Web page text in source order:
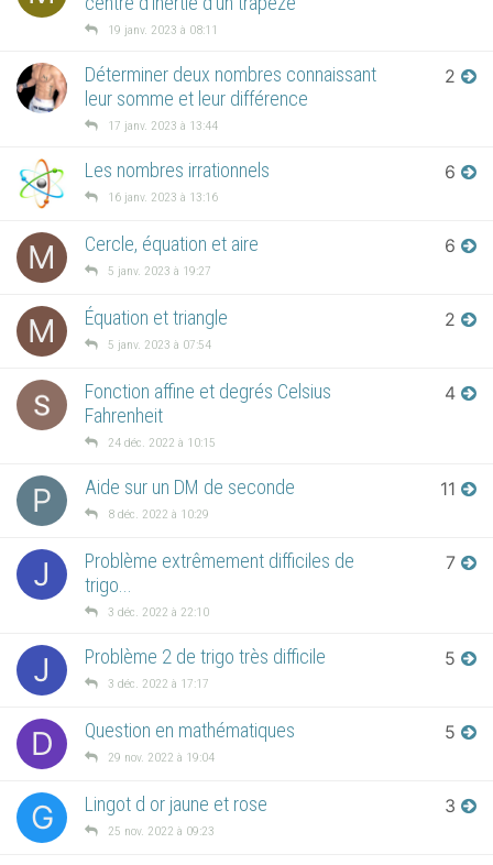
19 janv. 2023 à 08:11
Déterminer deux nombres connaissant
leur somme et leur différence
17 janv. 2023 à 13:44
2
Les nombres irrationnels
16 janv. 2023 à 13:16
6
M Cercle, équation et aire
5 janv. 2023 à 19:27
6
M Équation et triangle
5 janv. 2023 à 07:54
2
Fonction affine et degrés Celsius
Fahrenheit
24 déc. 2022 à 10:15
4
P Aide sur un DM de seconde
8 déc. 2022 à 10:29
11
J
Problème extrêmement difficiles de
trigo...
3 déc. 2022 à 22:10
7
J Problème 2 de trigo très difficile
3 déc. 2022 à 17:17
5
D Question en mathématiques
29 nov. 2022 à 19:04
5
G Lingot d or jaune et rose
25 nov. 2022 à 09:23
3